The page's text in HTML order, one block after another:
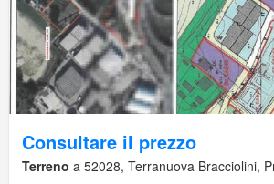
Consultare il prezzo
Terreno a 52028, Terranuova Bracciolini,